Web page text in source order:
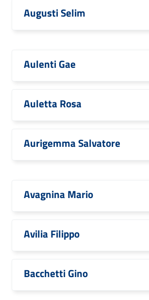
Augusti Selim
Aulenti Gae
Auletta Rosa
Aurigemma Salvatore
Avagnina Mario
Avilia Filippo
Bacchetti Gino